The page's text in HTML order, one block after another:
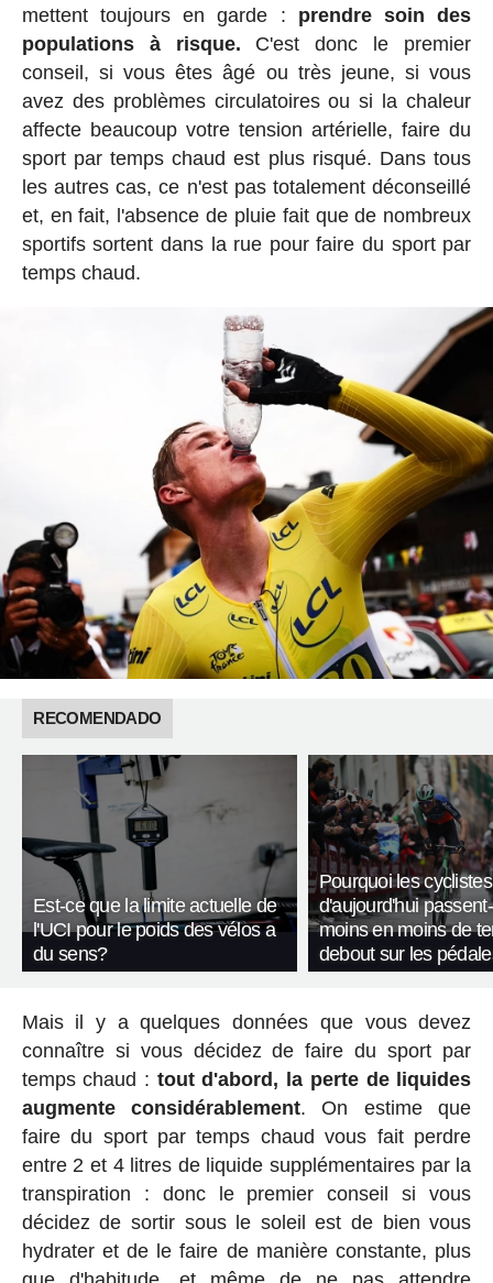
mettent toujours en garde : prendre soin des
populations à risque. C'est donc le premier
conseil, si vous êtes âgé ou très jeune, si vous
avez des problèmes circulatoires ou si la chaleur
affecte beaucoup votre tension artérielle, faire du
sport par temps chaud est plus risqué. Dans tous
les autres cas, ce n'est pas totalement déconseillé
et, en fait, l'absence de pluie fait que de nombreux
sportifs sortent dans la rue pour faire du sport par
temps chaud.
RECOMENDADO
Est-ce que la limite actuelle de
l'UCI pour le poids des vélos a
du sens?
Pourquoi les cyclistes
d'aujourd'hui
moins en moins de
debout sur les
Mais il y a quelques données que vous devez
connaître si vous décidez de faire du sport par
temps chaud : tout d'abord, la perte de liquides
augmente considérablement. On estime que
faire du sport par temps chaud vous fait perdre
entre 2 et 4 litres de liquide supplémentaires par la
transpiration : donc le premier conseil si vous
décidez de sortir sous le soleil est de bien vous
hydrater et de le faire de manière constante, plus